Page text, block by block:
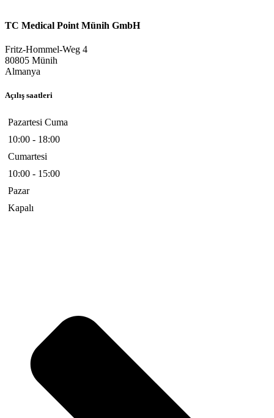
TC Medical Point Münih GmbH
Fritz-Hommel-Weg 4
80805 Münih
Almanya
Açılış saatleri
Pazartesi Cuma
10:00 - 18:00
Cumartesi
10:00 - 15:00
Pazar
Kapalı